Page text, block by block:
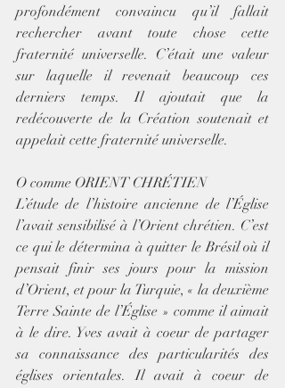
profondément convaincu qu’il fallait
rechercher avant toute chose cette
fraternité universelle. C’était une valeur
sur laquelle il revenait beaucoup ces
derniers temps. Il ajoutait que la
redécouverte de la Création soutenait et
appelait cette fraternité universelle.
O comme ORIENT CHRÉTIEN
L’étude de l’histoire ancienne de l’Église
l’avait sensibilisé à l’Orient chrétien. C’est
ce qui le détermina à quitter le Brésil où il
pensait finir ses jours pour la mission
d’Orient, et pour la Turquie, « la deuxième
Terre Sainte de l’Église » comme il aimait
à le dire. Yves avait à coeur de partager
sa connaissance des particularités des
églises orientales. Il avait à coeur de